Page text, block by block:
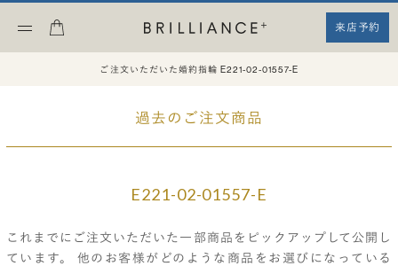
来店予約
ご注文いただいた婚約指輪 E221-02-01557-E
過去のご注文商品
E221-02-01557-E
これまでにご注文いただいた一部商品をピックアップして公開し
ています。
他のお客様がどのような商品をお選びになっている